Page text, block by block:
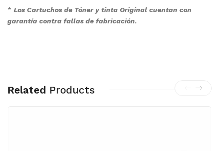
* Los Cartuchos de Tóner y tinta Original cuentan con
garantía contra fallas de fabricación.
Related Products